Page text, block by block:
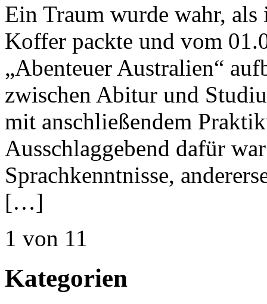
Ein Traum wurde wahr,
Koffer packte und vom
„Abenteuer Australien“
zwischen Abitur und
mit anschließendem
Ausschlaggebend dafür
Sprachkenntnisse,
[…]
1 von 11
Kategorien